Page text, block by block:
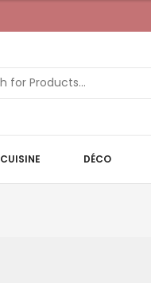
CUISINE DÉCO